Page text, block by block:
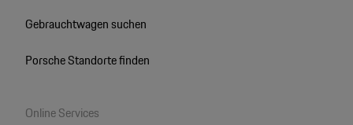
Gebrauchtwagen suchen
Porsche Standorte finden
Online Services